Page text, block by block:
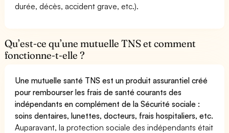
durée, décès, accident grave, etc.).
Qu’est-ce qu’une mutuelle TNS et comment
fonctionne-t-elle ?
Une mutuelle santé TNS est un produit assurantiel créé
pour rembourser les frais de santé courants des
indépendants en complément de la Sécurité sociale :
soins dentaires, lunettes, docteurs, frais hospitaliers, etc.
Auparavant, la protection sociale des indépendants était